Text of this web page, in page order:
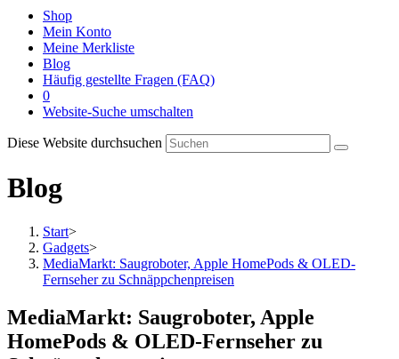
Shop
Mein Konto
Meine Merkliste
Blog
Häufig gestellte Fragen (FAQ)
0
Website-Suche umschalten
Diese Website durchsuchen
Blog
Start>
Gadgets>
MediaMarkt: Saugroboter, Apple HomePods & OLED-
Fernseher zu Schnäppchenpreisen
MediaMarkt: Saugroboter, Apple
HomePods & OLED-Fernseher zu